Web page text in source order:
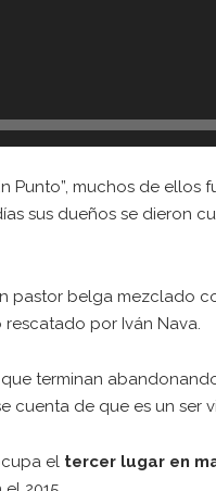
Punto”, muchos de ellos
sus dueños se dieron
pastor belga mezclado
por Iván Nava.
terminan
cuenta de que es un ser
el tercer lugar en